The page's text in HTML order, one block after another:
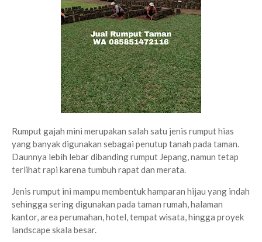
Rumput gajah mini merupakan salah satu jenis rumput hias
yang banyak digunakan sebagai penutup tanah pada taman.
Daunnya lebih lebar dibanding rumput Jepang, namun tetap
terlihat rapi karena tumbuh rapat dan merata.
Jenis rumput ini mampu membentuk hamparan hijau yang indah
sehingga sering digunakan pada taman rumah, halaman
kantor, area perumahan, hotel, tempat wisata, hingga proyek
landscape skala besar.